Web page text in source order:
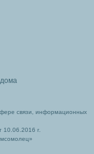
связи, информационных
г.